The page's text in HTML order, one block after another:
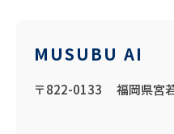
MUSUBU AI
〒822-0133 福岡県宮